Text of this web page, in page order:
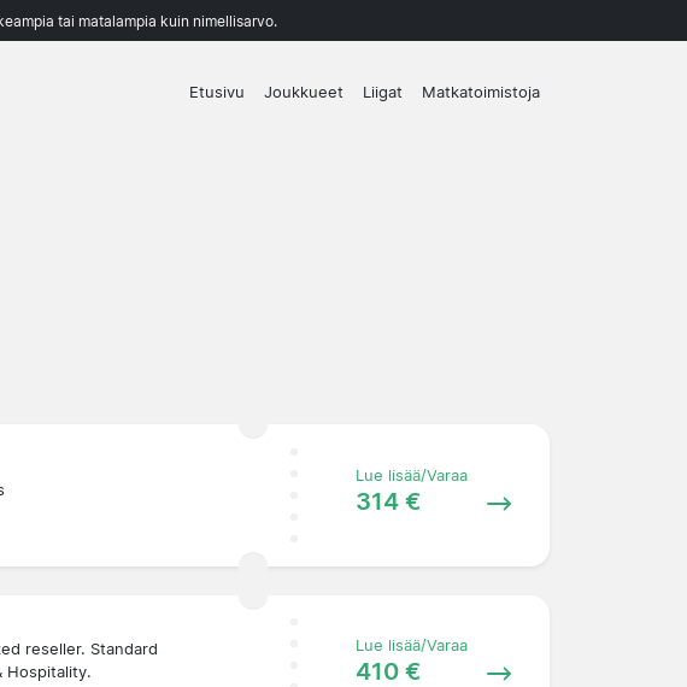
tai matalampia kuin nimellisarvo.
Etusivu Joukkueet Liigat Matkatoimistoja
Lue lisää/Varaa
314 €
reseller. Standard
Hospitality.
Lue lisää/Varaa
410 €